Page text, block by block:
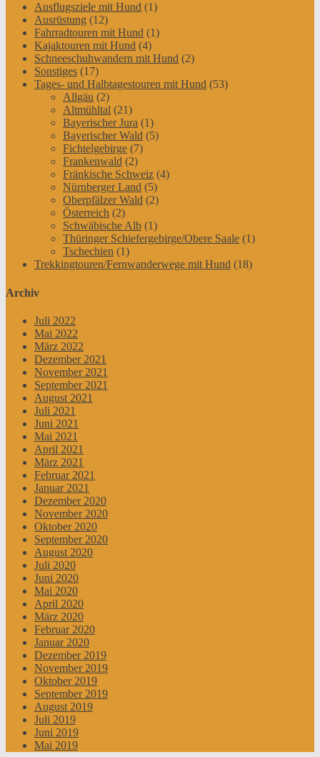
Ausflugsziele mit Hund (1)
Ausrüstung (12)
Fahrradtouren mit Hund (1)
Kajaktouren mit Hund (4)
Schneeschuhwandern mit Hund (2)
Sonstiges (17)
Tages- und Halbtagestouren mit Hund (53)
Allgäu (2)
Altmühltal (21)
Bayerischer Jura (1)
Bayerischer Wald (5)
Fichtelgebirge (7)
Frankenwald (2)
Fränkische Schweiz (4)
Nürnberger Land (5)
Oberpfälzer Wald (2)
Österreich (2)
Schwäbische Alb (1)
Thüringer Schiefergebirge/Obere Saale (1)
Tschechien (1)
Trekkingtouren/Fernwanderwege mit Hund (18)
Archiv
Juli 2022
Mai 2022
März 2022
Dezember 2021
November 2021
September 2021
August 2021
Juli 2021
Juni 2021
Mai 2021
April 2021
März 2021
Februar 2021
Januar 2021
Dezember 2020
November 2020
Oktober 2020
September 2020
August 2020
Juli 2020
Juni 2020
Mai 2020
April 2020
März 2020
Februar 2020
Januar 2020
Dezember 2019
November 2019
Oktober 2019
September 2019
August 2019
Juli 2019
Juni 2019
Mai 2019